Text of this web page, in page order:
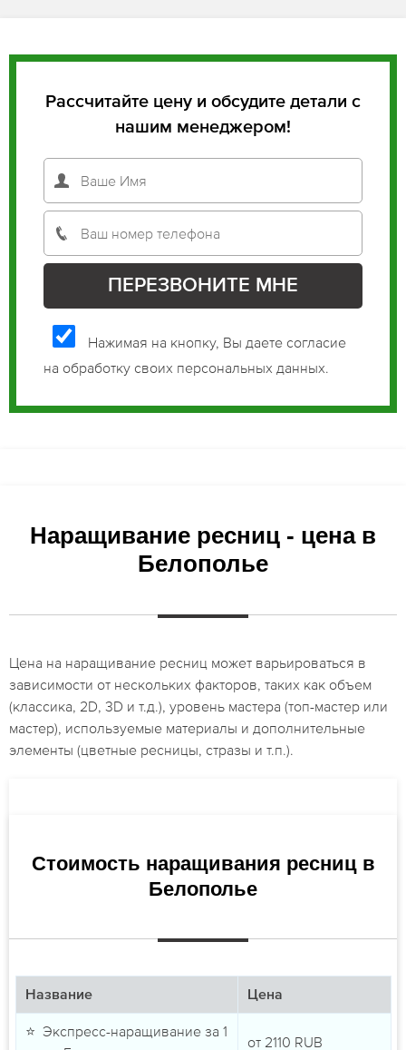
Рассчитайте цену и обсудите детали с
нашим менеджером!
Нажимая на кнопку, Вы даете согласие
на обработку своих персональных данных.
Наращивание ресниц - цена в
Белополье
Цена на наращивание ресниц может варьироваться в
зависимости от нескольких факторов, таких как объем
(классика, 2D, 3D и т.д.), уровень мастера (топ-мастер или
мастер), используемые материалы и дополнительные
элементы (цветные ресницы, стразы и т.п.).
Стоимость наращивания ресниц в
Белополье
Название Цена
⭐ Экспресс-наращивание за 1
от 2110 RUB